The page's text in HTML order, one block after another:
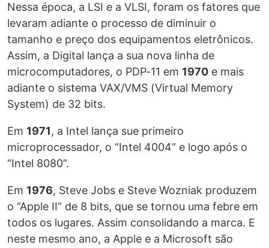
Nessa época, a LSI e a VLSI, foram os fatores que
levaram adiante o processo de diminuir o
tamanho e preço dos equipamentos eletrônicos.
Assim, a Digital lança a sua nova linha de
microcomputadores, o PDP-11 em 1970 e mais
adiante o sistema VAX/VMS (Virtual Memory
System) de 32 bits.
Em 1971, a Intel lança sue primeiro
microprocessador, o “Intel 4004” e logo após o
“Intel 8080”.
Em 1976, Steve Jobs e Steve Wozniak produzem
o “Apple II” de 8 bits, que se tornou uma febre em
todos os lugares. Assim consolidando a marca. E
neste mesmo ano, a Apple e a Microsoft são